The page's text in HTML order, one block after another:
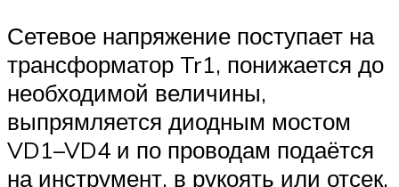
Сетевое напряжение поступает на
трансформатор Tr1, понижается до
необходимой величины,
выпрямляется диодным мостом
VD1–VD4 и по проводам подаётся
на инструмент, в рукоять или отсек,